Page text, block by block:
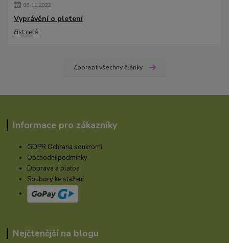
09.11.2022
Vyprávění o pletení
číst celé
Zobrazit všechny články
Informace pro zákazníky
GDPR Ochrana soukromí
Obchodní podmínky
Doprava a platba
Soubory ke stažení
Nejčtenější na blogu